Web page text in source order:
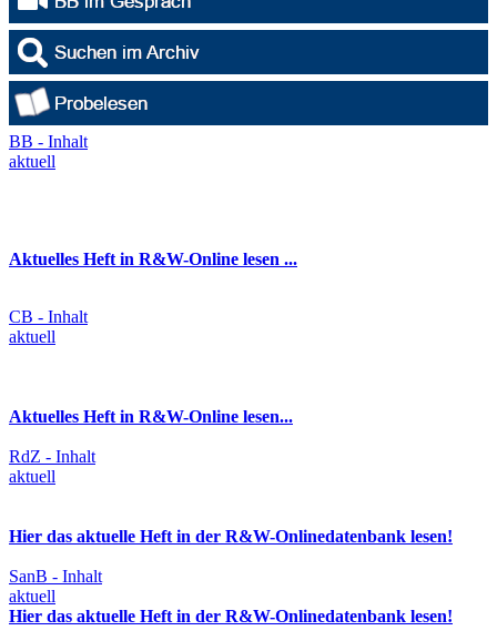
BB - Inhalt
aktuell
Aktuelles Heft in R&W-Online lesen ...
CB - Inhalt
aktuell
Aktuelles Heft in R&W-Online lesen...
RdZ - Inhalt
aktuell
Hier das aktuelle Heft in der R&W-Onlinedatenbank lesen!
SanB - Inhalt
aktuell
Hier das aktuelle Heft in der R&W-Onlinedatenbank lesen!